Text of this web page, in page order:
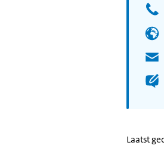
Laatst